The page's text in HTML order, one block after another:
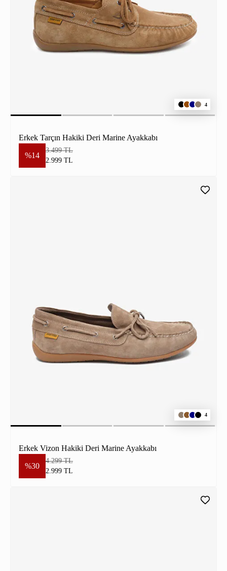
4
Erkek Tarçın Hakiki Deri Marine Ayakkabı
%14
3.499 TL
2.999 TL
4
Erkek Vizon Hakiki Deri Marine Ayakkabı
%30
4.299 TL
2.999 TL